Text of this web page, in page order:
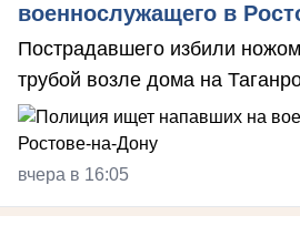
военнослужащего в
Пострадавшего избили
трубой возле дома на
вчера в 16:05